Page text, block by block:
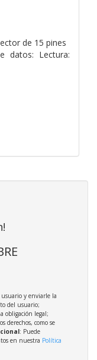
de 15 pines
datos: Lectura:
y enviarle la
del usuario;
obligación legal;
derechos, como se
: Puede
en nuestra Política